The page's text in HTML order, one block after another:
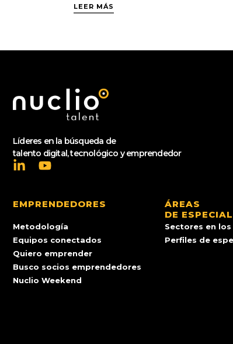
LEER MÁS
Líderes en la búsqueda de
talento digital, tecnológico y emprendedor
EMPRENDEDORES
Metodología
Equipos conectados
Quiero emprender
Busco socios emprendedores
Nuclio Weekend
ÁREAS
DE
Sectores en
Perfiles de